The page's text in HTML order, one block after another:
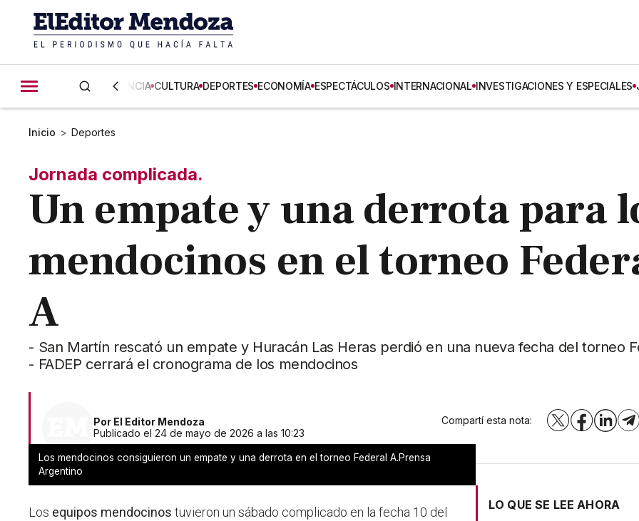
CIENCIA CULTURA DEPORTES ECONOMÍA ESPECTÁCULOS INTERNACIONAL INVESTIGACIONES Y ESPECIALES
Inicio > Deportes
Jornada complicada.
Un empate y una derrota para
mendocinos en el torneo
A
- San Martín rescató un empate y Huracán Las Heras perdió en una nueva fecha del torneo
- FADEP cerrará el cronograma de los mendocinos
Por El Editor Mendoza
Publicado el 24 de mayo de 2026 a las 10:23
Compartí esta nota: X Facebook
Los mendocinos consiguieron un empate y una derrota en el torneo Federal A.Prensa
Argentino
Los equipos mendocinos tuvieron un sábado complicado en la fecha 10 del
LO QUE SE LEE AHORA